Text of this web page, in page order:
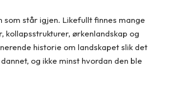
står igjen. Likefullt finnes mange
ørkenlandskap og
historie om landskapet slik det
og ikke minst hvordan den ble